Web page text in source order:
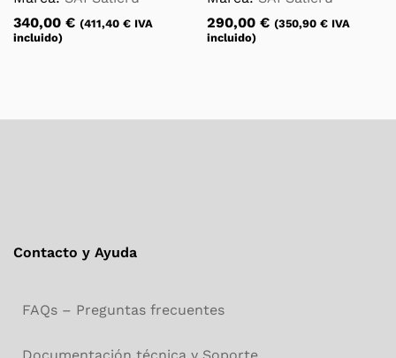
340,00 € (411,40 € IVA
incluido)
290,00 € (350,90 € IVA
incluido)
Contacto y Ayuda
FAQs – Preguntas frecuentes